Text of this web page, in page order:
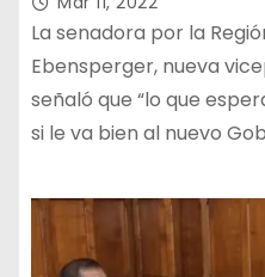
La senadora por la
Ebensperger, nueva
señaló que “lo que
si le va bien al nuevo